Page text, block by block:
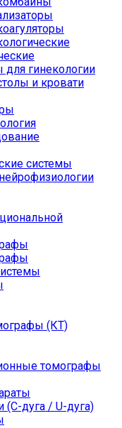
гинекологии
и кровати
системы
(КТ)
томографы
(С-дуга / U-дуга)